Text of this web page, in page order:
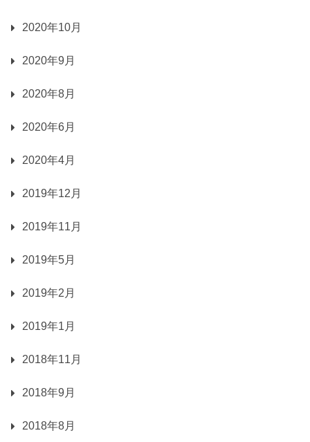
2020年10月
2020年9月
2020年8月
2020年6月
2020年4月
2019年12月
2019年11月
2019年5月
2019年2月
2019年1月
2018年11月
2018年9月
2018年8月